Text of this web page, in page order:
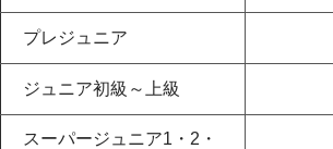
プレジュニア
ジュニア初級～上級
スーパージュニア1・2・